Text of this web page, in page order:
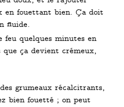
en fouettant bien. Ça doit
fluide.
feu quelques minutes en
ça devient crémeux,
grumeaux récalcitrants,
bien fouetté ; on peut